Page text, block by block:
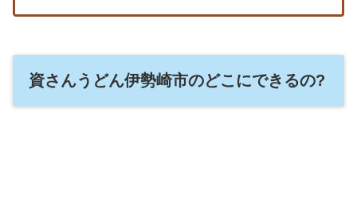
資さんうどん伊勢崎市のどこにできるの?